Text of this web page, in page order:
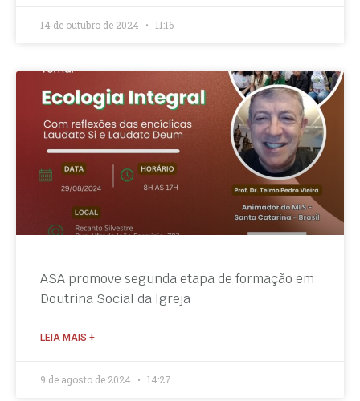
14 de outubro de 2024 11:16
ASA promove segunda etapa de formação em
Doutrina Social da Igreja
LEIA MAIS +
9 de agosto de 2024 14:27